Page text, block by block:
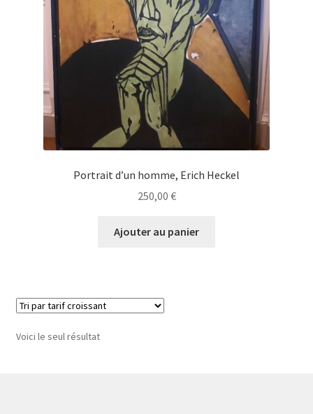
Portrait d’un homme, Erich Heckel
250,00 €
Ajouter au panier
Voici le seul résultat